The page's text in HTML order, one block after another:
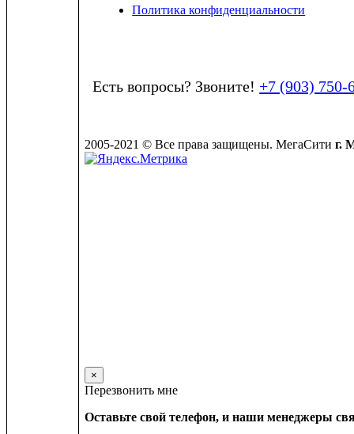
Политика конфиденциальности
Есть вопросы? Звоните! +7 (903) 750-
2005-2021 © Все права защищены. МегаСитиг.
×
Перезвонить мне
Оставьте свой телефон, и наши менеджеры